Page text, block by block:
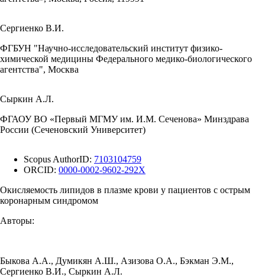
Сергиенко В.И.
ФГБУН "Научно-исследовательский институт физико-
химической медицины Федерального медико-биологического
агентства", Москва
Сыркин А.Л.
ФГАОУ ВО «Первый МГМУ им. И.М. Сеченова» Минздрава
России (Сеченовский Университет)
Scopus AuthorID: 7103104759
ORCID: 0000-0002-9602-292X
Окисляемость липидов в плазме крови у пациентов с острым
коронарным синдромом
Авторы:
Быкова А.А., Думикян А.Ш., Азизова О.А., Бэкман Э.М.,
Сергиенко В.И., Сыркин А.Л.